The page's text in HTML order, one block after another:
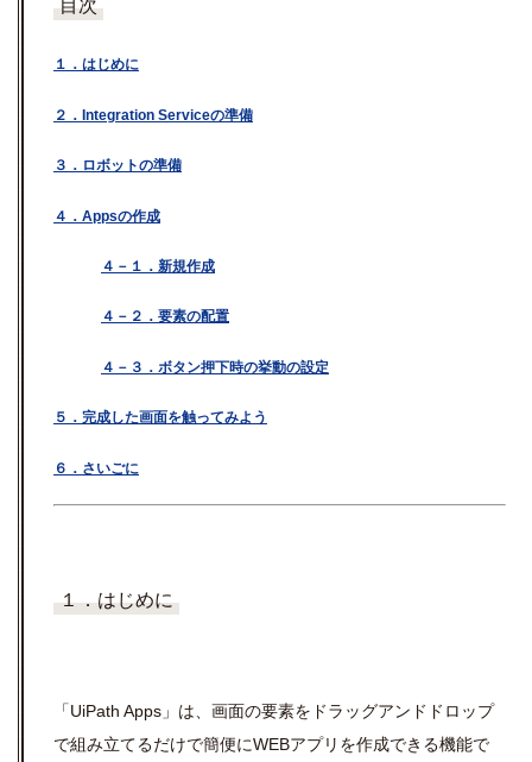
目次
１．はじめに
２． Integration Serviceの準備
３．ロボットの準備
４． Appsの作成
４－１．新規作成
４－２．要素の配置
４－３．ボタン押下時の挙動の設定
５．完成した画面を触ってみよう
６．さいごに
１．はじめに
「UiPath Apps 」は、画面の要素をドラッグアンドドロップ
で組み立てるだけで簡便にWEBアプリを作成できる機能で